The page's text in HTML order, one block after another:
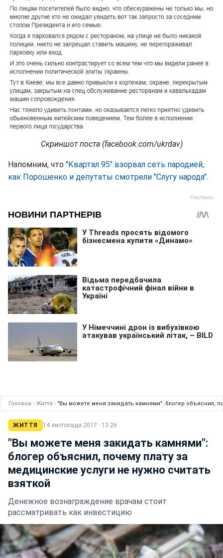
Скриншот поста (facebook.com/ukrdav)
Напомним, что "Квартал 95" взорвал сеть пародией,
как Порошенко и депутаты смотрели "Слугу народа".
Головна › Життя › "Вы можете меня закидать камнями": блогер объяснил,
ЖИТТЯ 14 листопада 2017 · 13:26
"Вы можете меня закидать камнями":
блогер объяснил, почему плату за
медицинские услуги не нужно считать
взяткой
Денежное вознаграждение врачам стоит
рассматривать как инвестицию